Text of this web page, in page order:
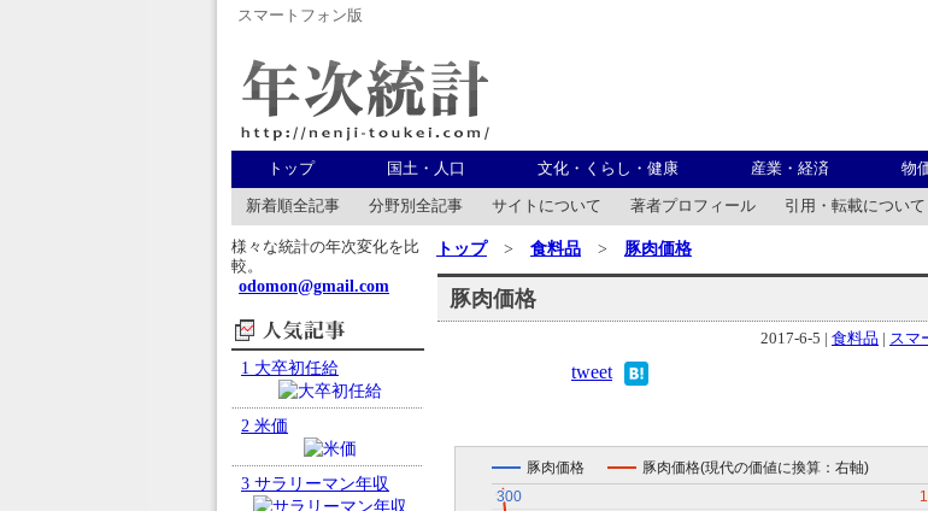
スマートフォン版
年次統計
トップ 国土・人口 文化・くらし・健康 産業・経済 物
新着順全記事 分野別全記事 サイトについて 著者プロフィール 引用・転載について
トップ> 食料品 > 豚肉価格
豚肉価格
2017-6-5 | 食料品 スマ
tweet
豚肉価格 豚肉価格(現代の価値に換算：右軸)
300
300
様々な統計の年次変化を比
較。
odomon@gmail.com
人気記事
1 大卒初任給
2 米価
3 サラリーマン年収